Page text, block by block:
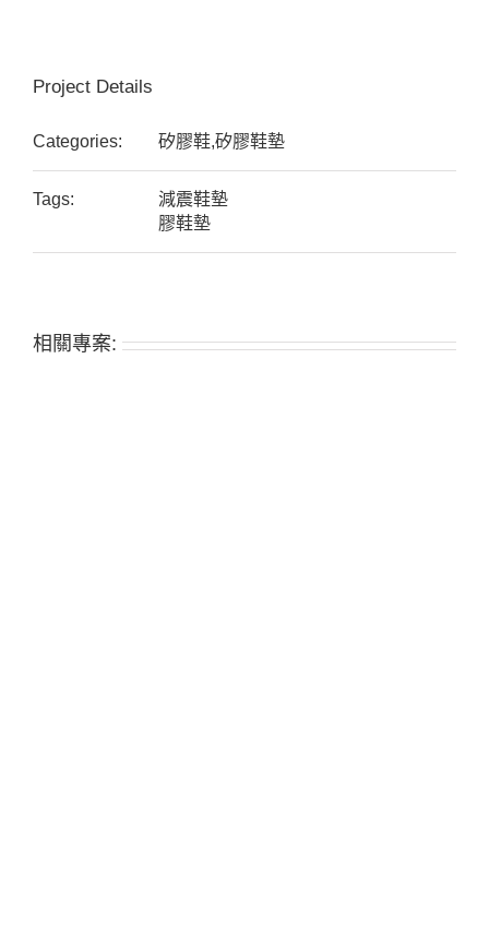
Project Details
Categories: 矽膠鞋,矽膠鞋墊
Tags:
減震鞋墊
膠鞋墊
相關專案: